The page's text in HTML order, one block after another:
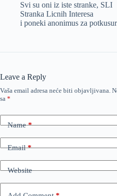
Svi su oni iz iste stranke, SLI
Stranka Licnih Interesa
i poneki anonimus za
Leave a Reply
Vaša email adresa neće biti objavljivana.
sa *
Name*
Email*
Website